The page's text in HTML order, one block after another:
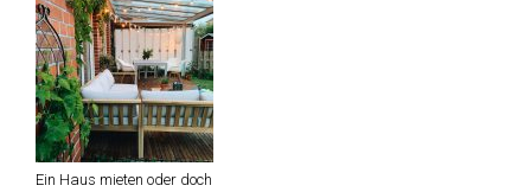
Ein Haus mieten oder doch